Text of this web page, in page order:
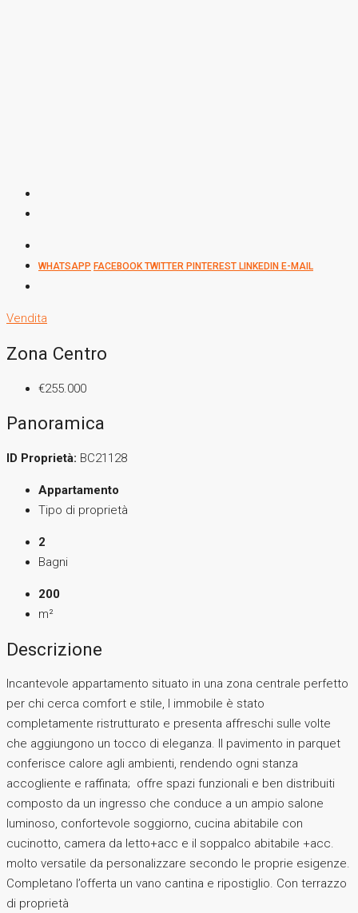
WHATSAPP FACEBOOKTWITTER PINTEREST LINKEDIN E-MAIL
Vendita
Zona Centro
€255.000
Panoramica
ID Proprietà: BC21128
Appartamento
Tipo di proprietà
2
Bagni
200
m²
Descrizione
Incantevole appartamento situato in una zona centrale perfetto
per chi cerca comfort e stile, l immobile è stato
completamente ristrutturato e presenta affreschi sulle volte
che aggiungono un tocco di eleganza. Il pavimento in parquet
conferisce calore agli ambienti, rendendo ogni stanza
accogliente e raffinata; offre spazi funzionali e ben distribuiti
composto da un ingresso che conduce a un ampio salone
luminoso, confortevole soggiorno, cucina abitabile con
cucinotto, camera da letto+acc e il soppalco abitabile +acc.
molto versatile da personalizzare secondo le proprie esigenze.
Completano l’offerta un vano cantina e ripostiglio. Con terrazzo
di proprietà